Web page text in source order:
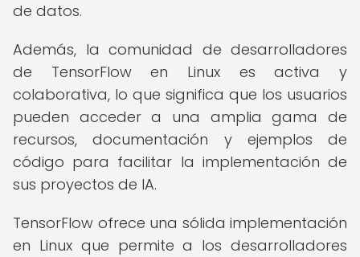
de datos.
Además, la comunidad de desarrolladores
de TensorFlow en Linux es activa y
colaborativa, lo que significa que los usuarios
pueden acceder a una amplia gama de
recursos, documentación y ejemplos de
código para facilitar la implementación de
sus proyectos de IA.
TensorFlow ofrece una sólida implementación
en Linux que permite a los desarrolladores